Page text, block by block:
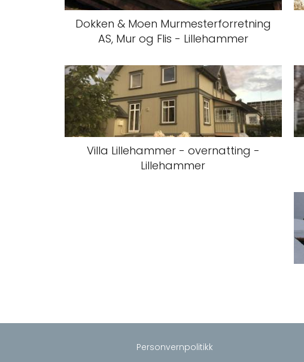
Dokken & Moen Murmesterforretning
AS, Mur og Flis - Lillehammer
Villa Lillehammer - overnatting -
Lillehammer
Personvernpolitikk